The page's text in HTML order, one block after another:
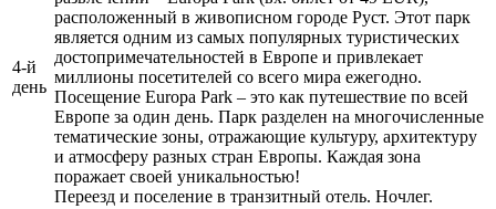
4-й
день
расположенный в живописном городе Руст. Этот парк
является одним из самых популярных туристических
достопримечательностей в Европе и привлекает
миллионы посетителей со всего мира ежегодно.
Посещение Europa Park – это как путешествие по всей
Европе за один день. Парк разделен на многочисленные
тематические зоны, отражающие культуру, архитектуру
и атмосферу разных стран Европы. Каждая зона
поражает своей уникальностью!
Переезд и поселение в транзитный отель. Ночлег.